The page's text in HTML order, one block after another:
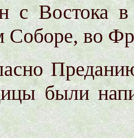
с Востока
Соборе, во
были